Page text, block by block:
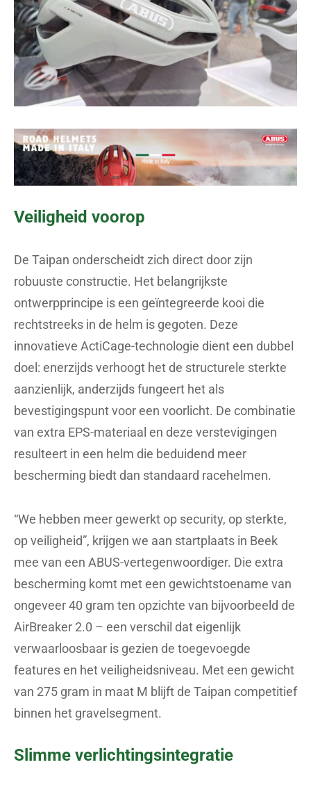
Veiligheid voorop
De Taipan onderscheidt zich direct door zijn
robuuste constructie. Het belangrijkste
ontwerpprincipe is een geïntegreerde kooi die
rechtstreeks in de helm is gegoten. Deze
innovatieve ActiCage-technologie dient een dubbel
doel: enerzijds verhoogt het de structurele sterkte
aanzienlijk, anderzijds fungeert het als
bevestigingspunt voor een voorlicht. De combinatie
van extra EPS-materiaal en deze verstevigingen
resulteert in een helm die beduidend meer
bescherming biedt dan standaard racehelmen.
“We hebben meer gewerkt op security, op sterkte,
op veiligheid”, krijgen we aan startplaats in Beek
mee van een ABUS-vertegenwoordiger. Die extra
bescherming komt met een gewichtstoename van
ongeveer 40 gram ten opzichte van bijvoorbeeld de
AirBreaker 2.0 – een verschil dat eigenlijk
verwaarloosbaar is gezien de toegevoegde
features en het veiligheidsniveau. Met een gewicht
van 275 gram in maat M blijft de Taipan competitief
binnen het gravelsegment.
Slimme verlichtingsintegratie